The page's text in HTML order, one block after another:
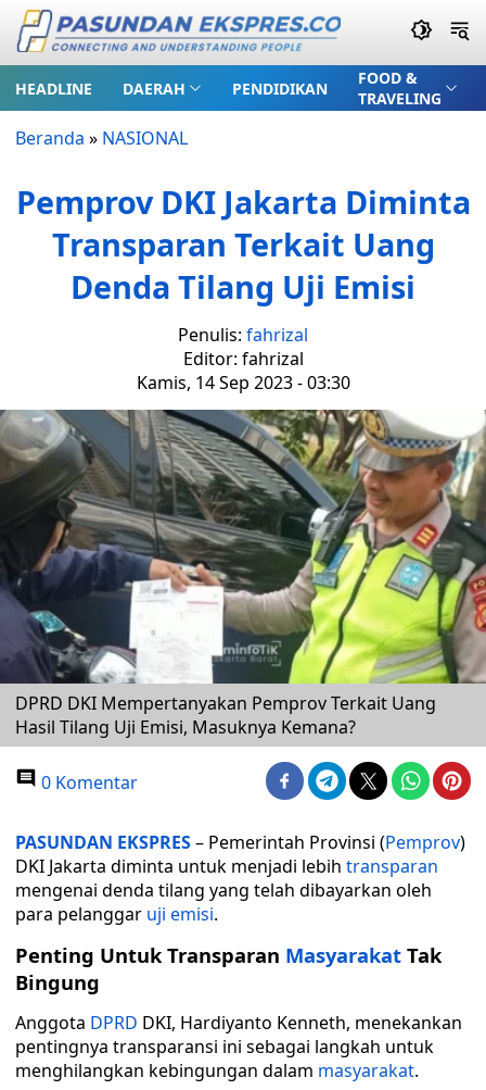
HEADLINE DAERAH PENDIDIKAN
FOOD &
TRAVELING
Beranda » NASIONAL
Pemprov DKI Jakarta Diminta
Transparan Terkait Uang
Denda Tilang Uji Emisi
Penulis: fahrizal
Editor: fahrizal
Kamis, 14 Sep 2023 - 03:30
DPRD DKI Mempertanyakan Pemprov Terkait Uang
Hasil Tilang Uji Emisi, Masuknya Kemana?
0 Komentar
PASUNDAN EKSPRES– Pemerintah Provinsi (Pemprov)
DKI Jakarta diminta untuk menjadi lebih transparan
mengenai denda tilang yang telah dibayarkan oleh
para pelanggar uji emisi.
Penting Untuk Transparan Masyarakat Tak
Bingung
Anggota DPRD DKI, Hardiyanto Kenneth, menekankan
pentingnya transparansi ini sebagai langkah untuk
menghilangkan kebingungan dalam masyarakat.